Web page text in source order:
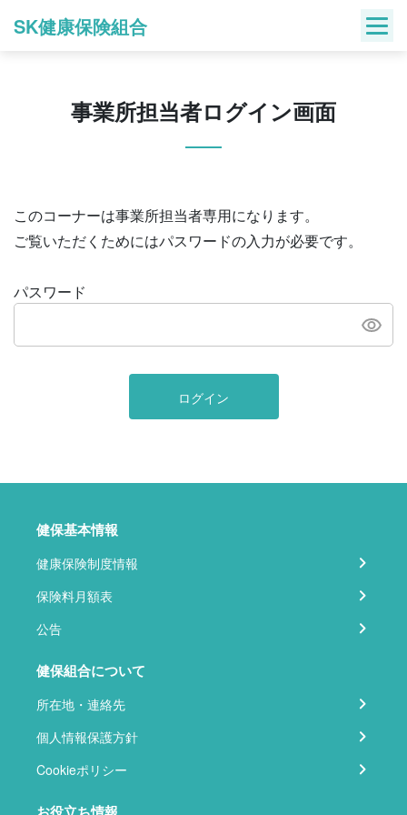
SK健康保険組合
事業所担当者ログイン画面
このコーナーは事業所担当者専用になります。
ご覧いただくためにはパスワードの入力が必要です。
パスワード
ログイン
健保基本情報
健康保険制度情報
保険料月額表
公告
健保組合について
所在地・連絡先
個人情報保護方針
Cookieポリシー